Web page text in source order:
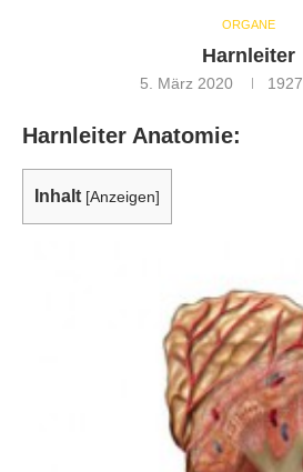
ORGANE
Harnleiter
5. März 2020 1927
Harnleiter Anatomie:
Inhalt [Anzeigen]